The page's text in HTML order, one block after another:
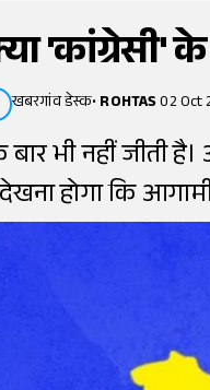
खबरगांव डेस्क•ROHTAS02 Oct
बार भी नहीं
होगा कि